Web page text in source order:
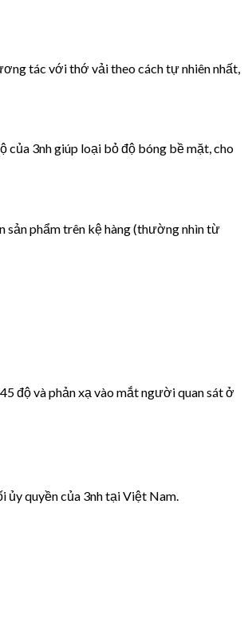
tác với thớ vải theo cách tự nhiên nhất,
của 3nh giúp loại bỏ độ bóng bề mặt, cho
sản phẩm trên kệ hàng (thường nhìn từ
độ và phản xạ vào mắt người quan sát ở
ủy quyền của 3nh tại Việt Nam.